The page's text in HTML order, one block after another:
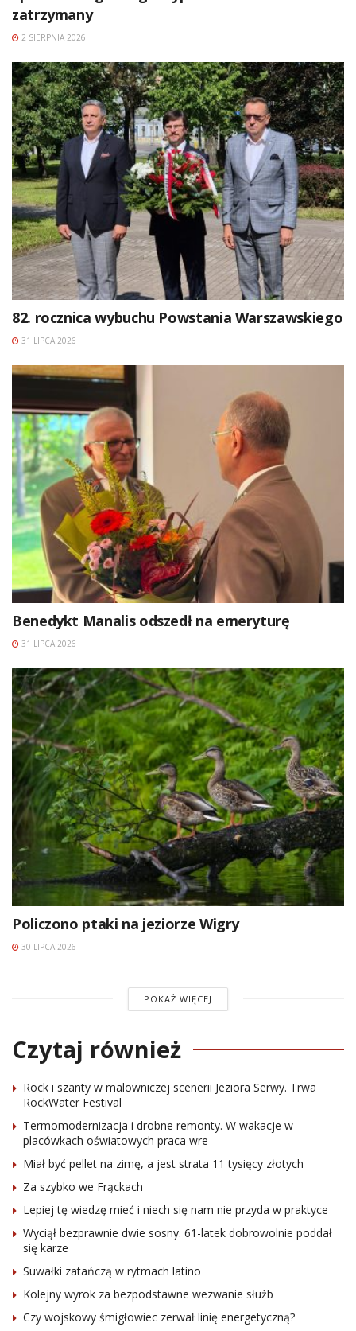
zatrzymany
2 SIERPNIA 2026
82. rocznica wybuchu Powstania Warszawskiego
31 LIPCA 2026
Benedykt Manalis odszedł na emeryturę
31 LIPCA 2026
Policzono ptaki na jeziorze Wigry
30 LIPCA 2026
POKAŻ WIĘCEJ
Czytaj również
Rock i szanty w malowniczej scenerii Jeziora Serwy. Trwa
RockWater Festival
Termomodernizacja i drobne remonty. W wakacje w
placówkach oświatowych praca wre
Miał być pellet na zimę, a jest strata 11 tysięcy złotych
Za szybko we Frąckach
Lepiej tę wiedzę mieć i niech się nam nie przyda w praktyce
Wyciął bezprawnie dwie sosny. 61-latek dobrowolnie poddał
się karze
Suwałki zatańczą w rytmach latino
Kolejny wyrok za bezpodstawne wezwanie służb
Czy wojskowy śmigłowiec zerwał linię energetyczną?